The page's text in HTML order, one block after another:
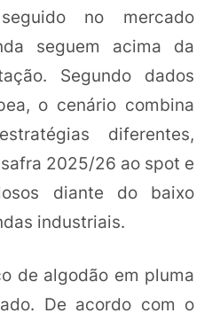
no mercado
seguem acima da
Segundo dados
o cenário combina
diferentes,
2025/26 ao spot e
diante do baixo
industriais.
de algodão em pluma
De acordo com o